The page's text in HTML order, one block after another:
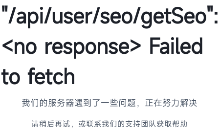
"/api/user/seo/getSeo":
<no response> Failed
to fetch
我们的服务器遇到了一些问题，正在努力解决
请稍后再试，或联系我们的支持团队获取帮助